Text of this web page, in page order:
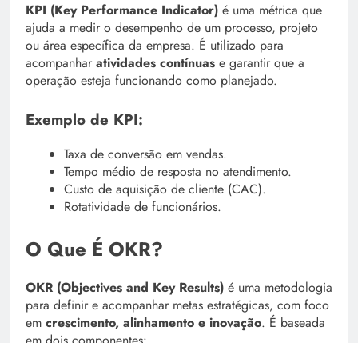
KPI (Key Performance Indicator) é uma métrica que
ajuda a medir o desempenho de um processo, projeto
ou área específica da empresa. É utilizado para
acompanhar atividades contínuas e garantir que a
operação esteja funcionando como planejado.
Exemplo de KPI:
Taxa de conversão em vendas.
Tempo médio de resposta no atendimento.
Custo de aquisição de cliente (CAC).
Rotatividade de funcionários.
O Que É OKR?
OKR (Objectives and Key Results) é uma metodologia
para definir e acompanhar metas estratégicas, com foco
em crescimento, alinhamento e inovação. É baseada